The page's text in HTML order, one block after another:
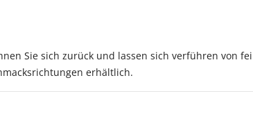
Sie sich zurück und lassen sich verführen von
erhältlich.